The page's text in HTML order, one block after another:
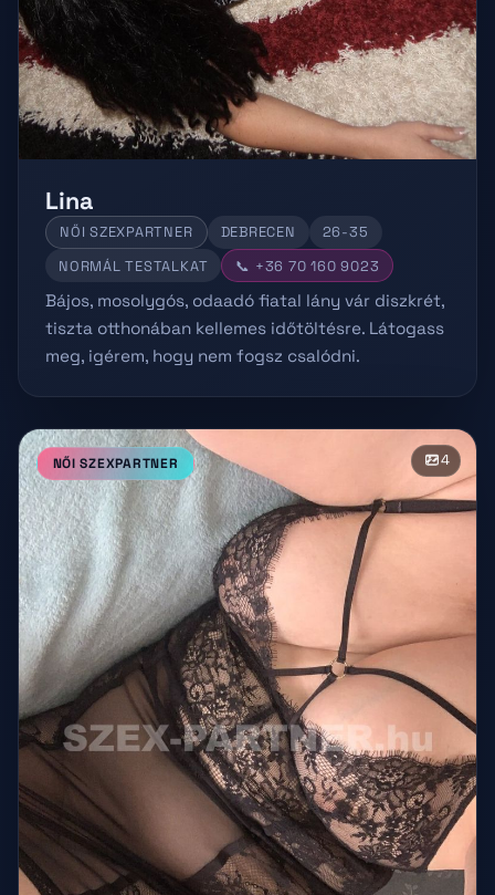
Lina
NŐI SZEXPARTNER DEBRECEN
26-35
NORMÁL TESTALKAT
📞 +36 70 160 9023
Bájos, mosolygós, odaadó fiatal lány vár diszkrét,
tiszta otthonában kellemes időtöltésre. Látogass
meg, igérem, hogy nem fogsz csalódni.
NŐI SZEXPARTNER 4